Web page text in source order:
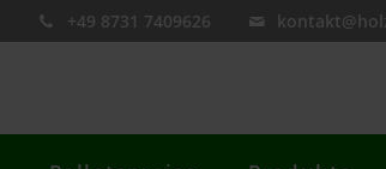
+49 8731 7409626